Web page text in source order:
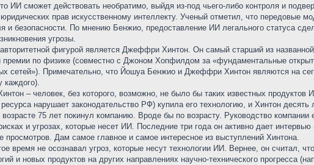
то ИИ сможет действовать необратимо, выйдя из-под чьего-либо контроля и
прав искусственному интеллекту. Ученый отметил, что передовые
и безопасности. По мнению Бенжио, предоставление ИИ легального статуса
угрозы.
фигурой является Джеффри Хинтон. Он самый старший из
премии по физике (совместно с Джоном Хопфилдом за «фундаментальные
сетей»). Примечательно, что Йошуа Бенжио и Джеффри Хинтон являются на
каждого).
– человек, без которого, возможно, не было бы таких известных
нарушает законодательство РФ) купила его технологию, и Хинтон
75 лет покинул компанию. Вроде бы по возрасту. Руководство
и угрозах, которые несет ИИ. Последние три года он активно дает
просмотров. Дам самое главное и самое интересное из выступлений Хинтона.
время не осознавал угроз, которые несут технологии ИИ. Вернее, он считал,
и новых продуктов на других направлениях научно-технического прогресса